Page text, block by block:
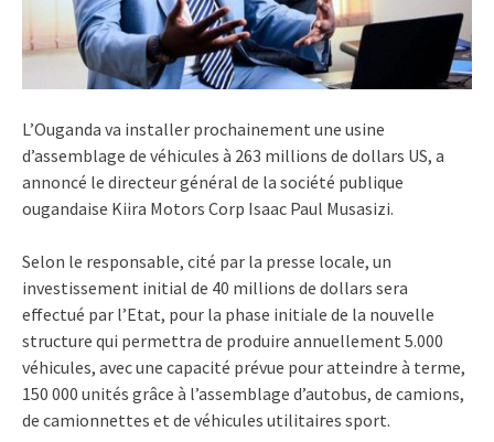
L’Ouganda va installer prochainement une usine
d’assemblage de véhicules à 263 millions de dollars US, a
annoncé le directeur général de la société publique
ougandaise Kiira Motors Corp Isaac Paul Musasizi.
Selon le responsable, cité par la presse locale, un
investissement initial de 40 millions de dollars sera
effectué par l’Etat, pour la phase initiale de la nouvelle
structure qui permettra de produire annuellement 5.000
véhicules, avec une capacité prévue pour atteindre à terme,
150 000 unités grâce à l’assemblage d’autobus, de camions,
de camionnettes et de véhicules utilitaires sport.